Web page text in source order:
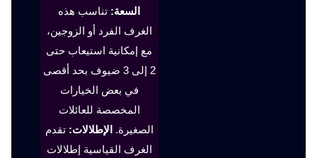
السعة: تناسب هذه
الغرف الفرد أو الزوجين،
مع إمكانية استيعاب حتى
2 إلى 3 ضيوف بحد أقصى
في بعض الخيارات
المخصصة للعائلات
الصغيرة. الإطلالات: تقدم
الغرف القياسية إطلالات